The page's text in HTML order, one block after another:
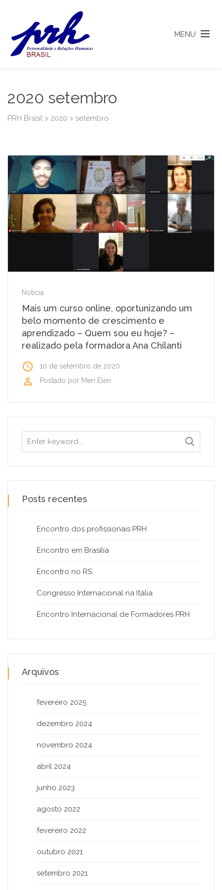
MENU
2020 setembro
PRH Brasil > 2020 > setembro
Noticia
Mais um curso online, oportunizando um
belo momento de crescimento e
aprendizado – Quem sou eu hoje? –
realizado pela formadora Ana Chilanti
access_time 10 de setembro de 2020
perm_identity Postado por Meri Elen
Search
for:
Posts recentes
Encontro dos profissionais PRH
Encontro em Brasília
Encontro no RS
Congresso Internacional na Itália
Encontro Internacional de Formadores PRH
Arquivos
fevereiro 2025
dezembro 2024
novembro 2024
abril 2024
junho 2023
agosto 2022
fevereiro 2022
outubro 2021
setembro 2021